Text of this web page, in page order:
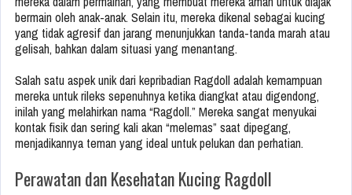
bermain oleh anak-anak. Selain itu, mereka dikenal sebagai kucing
yang tidak agresif dan jarang menunjukkan tanda-tanda marah atau
gelisah, bahkan dalam situasi yang menantang.
Salah satu aspek unik dari kepribadian Ragdoll adalah kemampuan
mereka untuk rileks sepenuhnya ketika diangkat atau digendong,
inilah yang melahirkan nama “Ragdoll.” Mereka sangat menyukai
kontak fisik dan sering kali akan “melemas” saat dipegang,
menjadikannya teman yang ideal untuk pelukan dan perhatian.
Perawatan dan Kesehatan Kucing Ragdoll